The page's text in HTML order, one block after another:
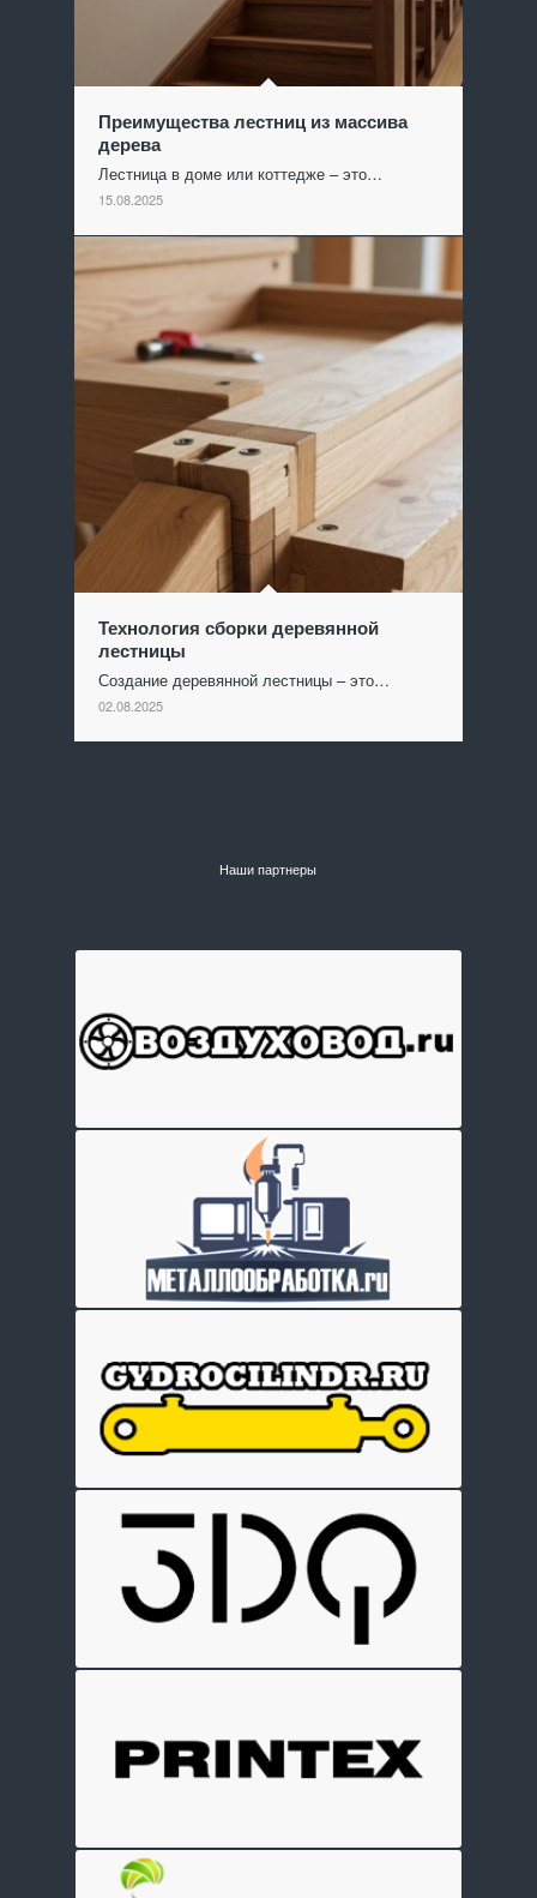
Преимущества лестниц из массива
дерева
Лестница в доме или коттедже – это…
15.08.2025
Технология сборки деревянной
лестницы
Создание деревянной лестницы – это…
02.08.2025
Наши партнеры